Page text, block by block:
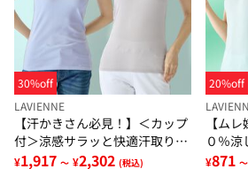
30%off
LAVIENNE
【汗かきさん必見！】＜カップ
付＞涼感サラッと快適汗取りタ
ンクトップインナー＜さらりラ
¥1,917 ～ ¥2,302 (税込)
20%off
【ム
０％
ー＜さ
¥871 ～